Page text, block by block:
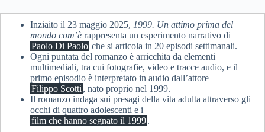
Inziaito il 23 maggio 2025, 1999. Un attimo prima del
mondo com’è rappresenta un esperimento narrativo di
Paolo Di Paolo che si articola in 20 episodi settimanali.
Ogni puntata del romanzo è arricchita da elementi
multimediali, tra cui fotografie, video e tracce audio, e il
primo episodio è interpretato in audio dall’attore
Filippo Scotti , nato proprio nel 1999.
Il romanzo indaga sui presagi della vita adulta attraverso gli
occhi di quattro adolescenti e i
film che hanno segnato il 1999.